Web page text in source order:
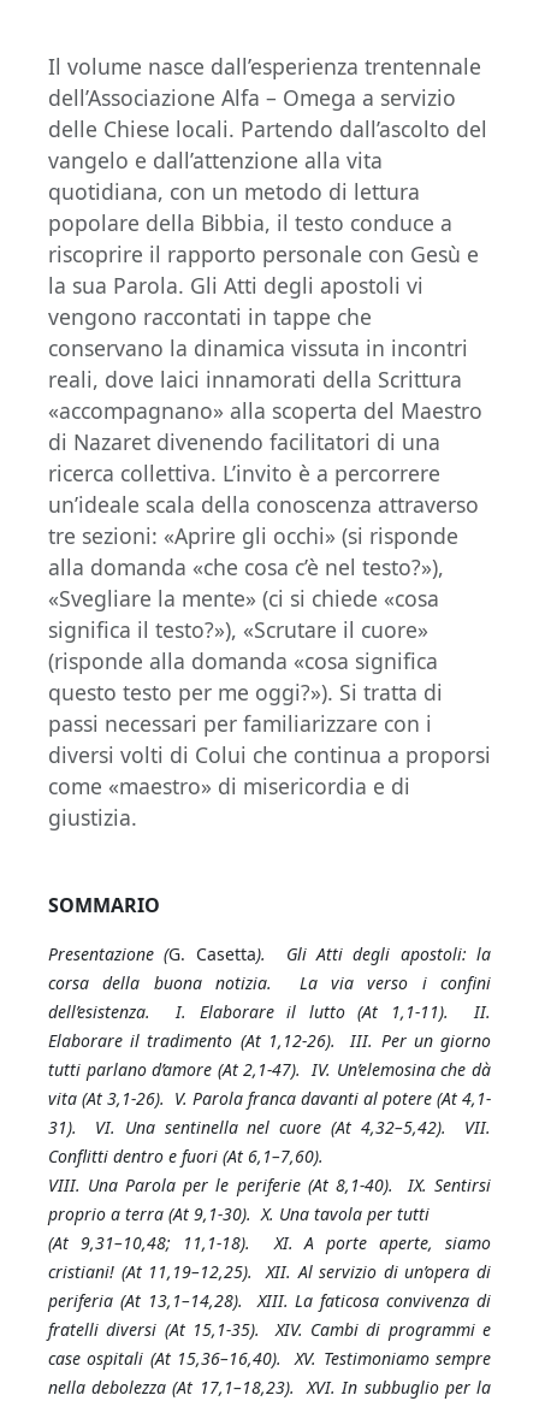
Il volume nasce dall’esperienza trentennale
dell’Associazione Alfa – Omega a servizio
delle Chiese locali. Partendo dall’ascolto del
vangelo e dall’attenzione alla vita
quotidiana, con un metodo di lettura
popolare della Bibbia, il testo conduce a
riscoprire il rapporto personale con Gesù e
la sua Parola. Gli Atti degli apostoli vi
vengono raccontati in tappe che
conservano la dinamica vissuta in incontri
reali, dove laici innamorati della Scrittura
«accompagnano» alla scoperta del Maestro
di Nazaret divenendo facilitatori di una
ricerca collettiva. L’invito è a percorrere
un’ideale scala della conoscenza attraverso
tre sezioni: «Aprire gli occhi» (si risponde
alla domanda «che cosa c’è nel testo?»),
«Svegliare la mente» (ci si chiede «cosa
significa il testo?»), «Scrutare il cuore»
(risponde alla domanda «cosa significa
questo testo per me oggi?»). Si tratta di
passi necessari per familiarizzare con i
diversi volti di Colui che continua a proporsi
come «maestro» di misericordia e di
giustizia.
SOMMARIO
Presentazione (G. Casetta). Gli Atti degli apostoli: la
corsa della buona notizia. La via verso i confini
dell’esistenza. I. Elaborare il lutto (At 1,1-11). II.
Elaborare il tradimento (At 1,12-26). III. Per un giorno
tutti parlano d’amore (At 2,1-47). IV. Un’elemosina che dà
vita (At 3,1-26). V. Parola franca davanti al potere (At 4,1-
31). VI. Una sentinella nel cuore (At 4,32–5,42). VII.
Conflitti dentro e fuori (At 6,1–7,60).
VIII. Una Parola per le periferie (At 8,1-40). IX. Sentirsi
proprio a terra (At 9,1-30). X. Una tavola per tutti
(At 9,31–10,48; 11,1-18). XI. A porte aperte, siamo
cristiani! (At 11,19–12,25). XII. Al servizio di un’opera di
periferia (At 13,1–14,28). XIII. La faticosa convivenza di
fratelli diversi (At 15,1-35). XIV. Cambi di programmi e
case ospitali (At 15,36–16,40). XV. Testimoniamo sempre
nella debolezza (At 17,1–18,23). XVI. In subbuglio per la